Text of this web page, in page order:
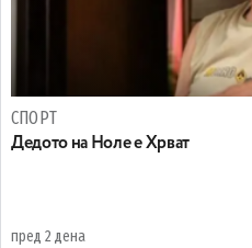
СПОРТ
Дедото на Ноле е Хрват
пред 2 дена